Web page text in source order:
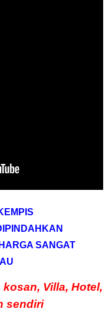
SANGAT
Villa, Hotel,
sendiri